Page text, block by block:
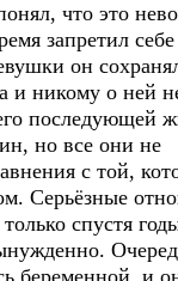
что это
запретил
он
и никому о ней
последующей
но все они не
с той,
Серьёзные
спустя
беременной, и